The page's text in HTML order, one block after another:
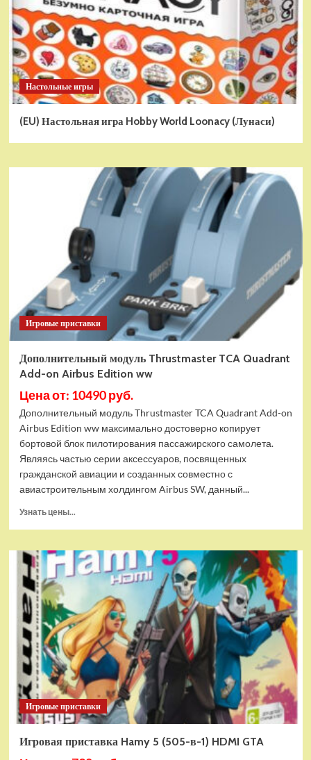
Настольные игры
(EU) Настольная игра Hobby World Loonacy (Лунаси)
Игровые приставки
Дополнительный модуль Thrustmaster TCA Quadrant
Add-on Airbus Edition ww
Цена от: 10490 руб.
Дополнительный модуль Thrustmaster TCA Quadrant Add-on
Airbus Edition ww максимально достоверно копирует
бортовой блок пилотирования пассажирского самолета.
Являясь частью серии аксессуаров, посвященных
гражданской авиации и созданных совместно с
авиастроительным холдингом Airbus SW, данный...
Узнать цены...
Дополнительный
модуль
Thrustmaster
Quadrant
Add-
on
Airbus
Edition
ww
Игровые приставки
Игровая приставка Hamy 5 (505-в-1) HDMI GTA